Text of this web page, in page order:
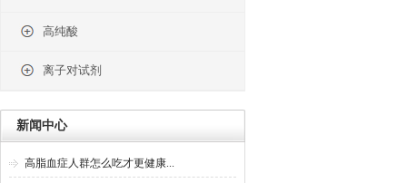
高纯酸
离子对试剂
新闻中心
高脂血症人群怎么吃才更健康...